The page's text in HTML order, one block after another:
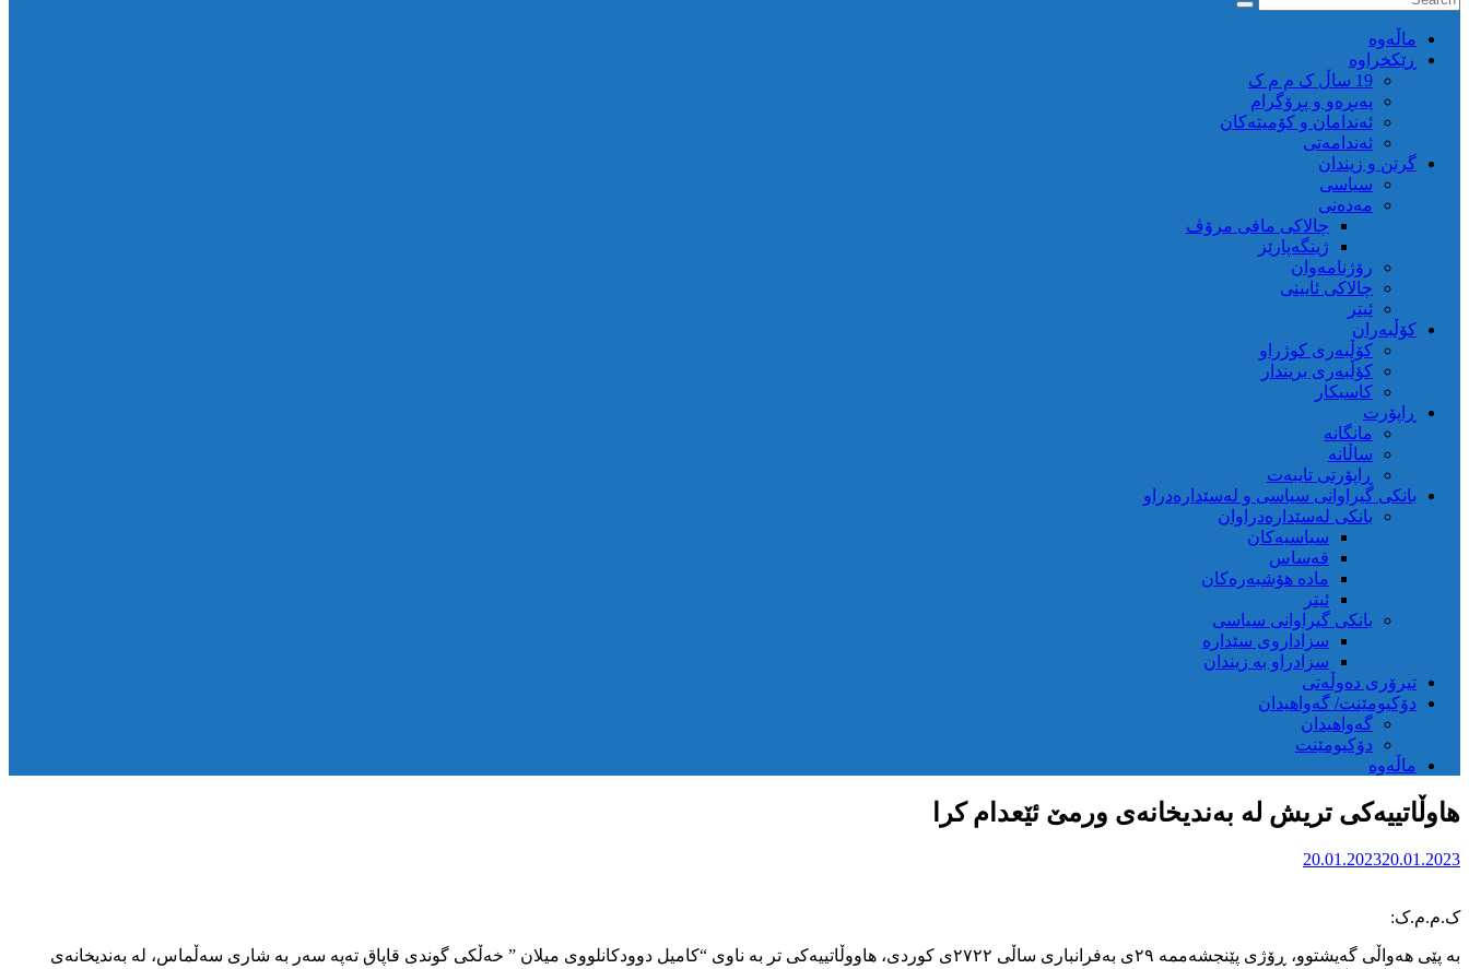
ماڵه‌وه‌
ڕێکخراوە
19 ساڵ ک م م ک
پەیڕەو و پڕۆگرام
ئەندامان و کۆمیتەکان
ئەندامەتی
گرتن و زیندان
سیاسی
مەدەنی
چالاکی مافی مرۆڤ
ژینگەپارێز
رۆژنامەوان
چالاکی ئایینی
ئیتر
کۆڵبەران
کۆڵبەری کوژراو
کؤڵبەری بریندار
کاسبکار
ڕاپۆرت
مانگانە
ساڵانە
ڕاپۆرتی تایبەت
بانکی گیراوانی سیاسی و لەسێدارەدراو
بانکی لەسێدارەدراوان
سیاسیەکان
قەساس
مادە هۆشبەرەکان
ئیتر
بانکی گیراوانی سیاسی
سزاداروی سێدارە
سزادراو بە زیندان
تیرۆری دەوڵەتی
دۆکیومێنت/ گەواهیدان
گەواهیدان
دۆکیومێنت
ماڵەوە
هاوڵاتییەکی تریش لە بەندیخانەی ورمێ ئێعدام کرا
20.01.202320.01.2023
ک.م.م.ک:
بە پێی هەواڵی گەیشتوو، ڕۆژی پێنجشەممە ٢٩ی بەفرانباری ساڵی ٢٧٢٢ی کوردی، هاووڵاتییەکی تر بە ناوی “کامیل دوودکانلووی میلان ” خەڵکی گوندی قاپاق تەپە سەر بە شاری سەڵماس، لە بەندیخانەی